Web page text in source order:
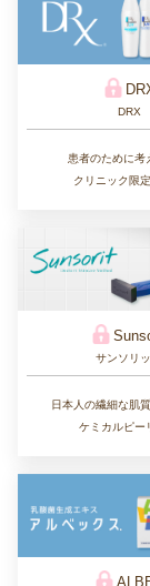
医師が選
体に優しい乳酸菌
コンセプ
美しさと自立
兼ね備えた
ビューティフ
皮膚科学に基
美肌理論を生かし